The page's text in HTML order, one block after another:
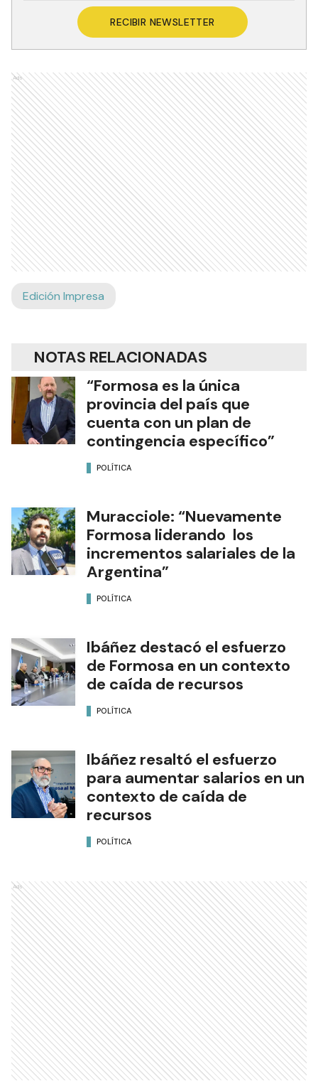
RECIBIR NEWSLETTER
Ads
NOTAS RELACIONADAS
“Formosa es la única
provincia del país que
cuenta con un plan de
contingencia específico”
Muracciole: “Nuevamente
Formosa liderando los
incrementos salariales de la
Argentina”
Ibáñez destacó el esfuerzo
de Formosa en un contexto
de caída de recursos
Ibáñez resaltó el esfuerzo
para aumentar salarios en un
contexto de caída de
recursos
Ads